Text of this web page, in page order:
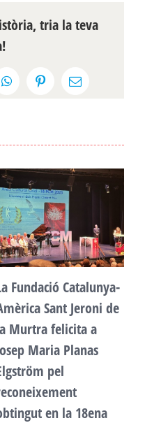
tria la teva
WhatsAppPinterestEmail:
Fundació Catalunya-
Sant Jeroni de
Murtra felicita a
Maria Planas
pel
en la 18ena